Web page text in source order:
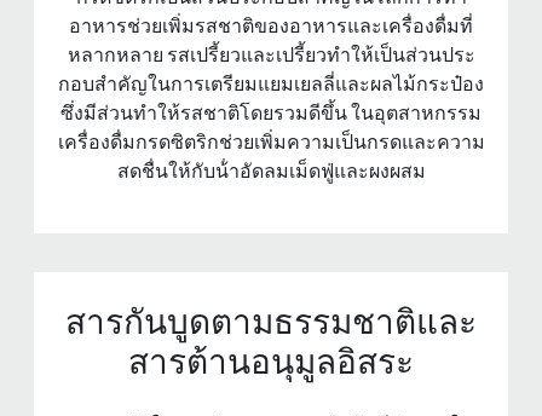
อาหารช่วยเพิ่มรสชาติของอาหารและเครื่องดื่มที่
หลากหลาย รสเปรี้ยวและเปรี้ยวทําให้เป็นส่วนประ
กอบสําคัญในการเตรียมแยมเยลลี่และผลไม้กระป๋อง
ซึ่งมีส่วนทําให้รสชาติโดยรวมดีขึ้น ในอุตสาหกรรม
เครื่องดื่มกรดซิตริกช่วยเพิ่มความเป็นกรดและความ
สดชื่นให้กับน้ําอัดลมเม็ดฟู่และผงผสม
สารกันบูดตามธรรมชาติและ
สารต้านอนุมูลอิสระ